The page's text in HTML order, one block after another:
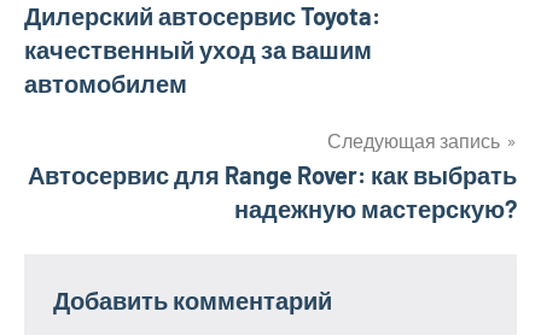
Навигация
по
Дилерский автосервис Toyota:
качественный уход за вашим
автомобилем
Следующая запись
Автосервис для Range Rover: как выбрать
надежную мастерскую?
Добавить комментарий